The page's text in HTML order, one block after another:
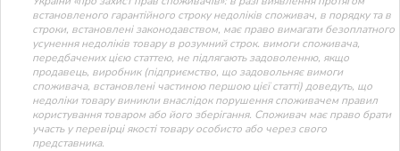
встановленого гарантійного строку недоліків споживач, в порядку та в
строки, встановлені законодавством, має право вимагати безоплатного
усунення недоліків товару в розумний строк. вимоги споживача,
передбачених цією статтею, не підлягають задоволенню, якщо
продавець, виробник (підприємство, що задовольняє вимоги
споживача, встановлені частиною першою цієї статті) доведуть, що
недоліки товару виникли внаслідок порушення споживачем правил
користування товаром або його зберігання. Споживач має право брати
участь у перевірці якості товару особисто або через свого
представника.